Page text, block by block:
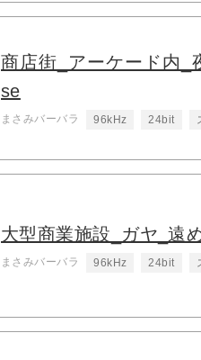
商店街_アーケード内_
se
まさみバーバラ 96kHz 24bit
大型商業施設_ガヤ_遠
まさみバーバラ 96kHz 24bit